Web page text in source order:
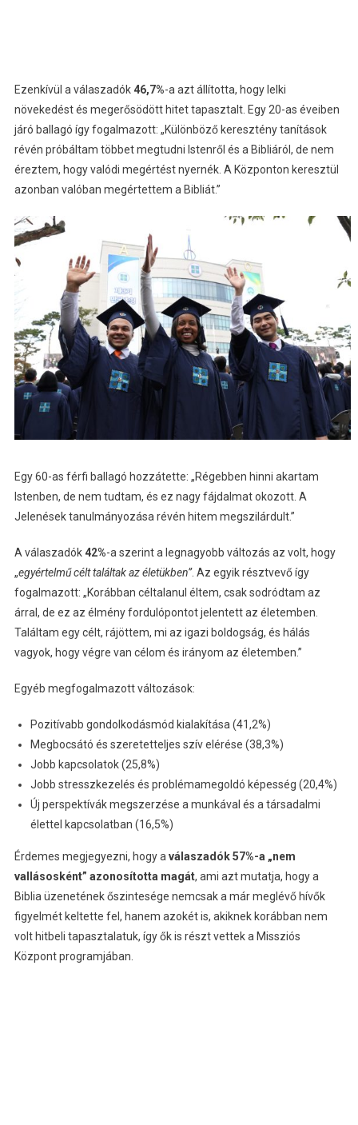
Ezenkívül a válaszadók46,7%-a azt állította, hogy lelki
növekedést és megerősödött hitet tapasztalt. Egy 20-as éveiben
járó ballagó így fogalmazott: „Különböző keresztény tanítások
révén próbáltam többet megtudni Istenről és a Bibliáról, de nem
éreztem, hogy valódi megértést nyernék. A Központon keresztül
azonban valóban megértettem a Bibliát.”
Egy 60-as férfi ballagó hozzátette: „Régebben hinni akartam
Istenben, de nem tudtam, és ez nagy fájdalmat okozott. A
Jelenések tanulmányozása révén hitem megszilárdult.”
A válaszadók42%-a szerint a legnagyobb változás az volt, hogy
„egyértelműcélt találtak az életükben”. Az egyik résztvevő így
fogalmazott: „Korábban céltalanul éltem, csak sodródtam az
árral, de ez az élmény fordulópontot jelentett az életemben.
Találtam egy célt, rájöttem, mi az igazi boldogság, és hálás
vagyok, hogy végre van célom és irányom az életemben.”
Egyéb megfogalmazott változások:
Pozitívabb gondolkodásmód kialakítása (41,2%)
Megbocsátó és szeretetteljes szív elérése (38,3%)
Jobb kapcsolatok (25,8%)
Jobb stresszkezelés és problémamegoldó képesség (20,4%)
Új perspektívák megszerzése a munkával és a társadalmi
élettel kapcsolatban (16,5%)
Érdemes megjegyezni, hogy a válaszadók 57%-a „nem
vallásosként” azonosította magát, ami azt mutatja, hogy a
Biblia üzenetének őszintesége nemcsak a már meglévő hívők
figyelmét keltette fel, hanem azokét is, akiknek korábban nem
volt hitbeli tapasztalatuk, így ők is részt vettek a Missziós
Központ programjában.